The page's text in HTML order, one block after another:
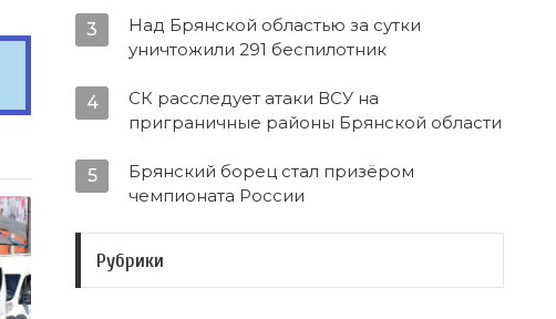
3
Над Брянской областью за сутки
уничтожили 291 беспилотник
4
СК расследует атаки ВСУ на
приграничные районы Брянской области
5
Брянский борец стал призёром
чемпионата России
Рубрики